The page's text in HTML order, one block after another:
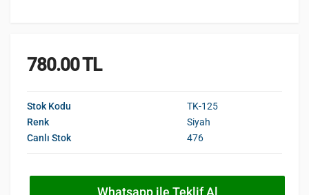
780.00 TL
Stok Kodu
TK-125
Renk
Siyah
Canlı Stok
476
Whatsapp ile Teklif Al